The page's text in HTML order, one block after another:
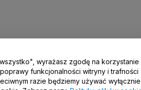
/ Skontaktuj się z nami
wyrażasz zgodę na korzystanie
funkcjonalności witryny i trafności
razie będziemy używać wyłącznie